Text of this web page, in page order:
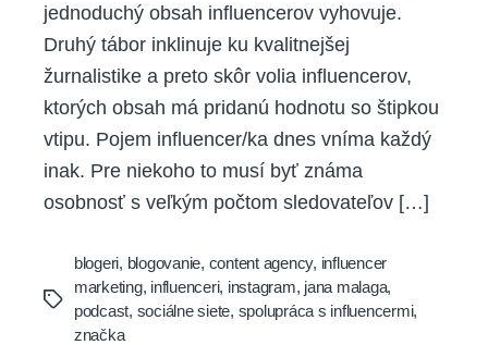
jednoduchý obsah influencerov vyhovuje.
Druhý tábor inklinuje ku kvalitnejšej
žurnalistike a preto skôr volia influencerov,
ktorých obsah má pridanú hodnotu so štipkou
vtipu. Pojem influencer/ka dnes vníma každý
inak. Pre niekoho to musí byť známa
osobnosť s veľkým počtom sledovateľov […]
Tags
blogeri, blogovanie, content agency, influencer
marketing, influenceri, instagram, jana malaga,
podcast, sociálne siete, spolupráca s influencermi,
značka